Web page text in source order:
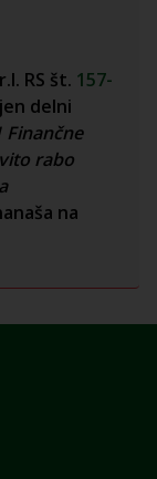
RS št. 157-
delni
Finančne
rabo
na